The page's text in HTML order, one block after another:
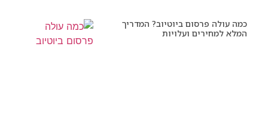
כמה עולה פרסום ביוטיוב? המדריך
המלא למחירים ועלויות